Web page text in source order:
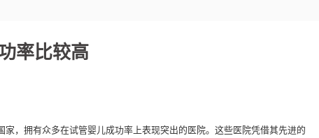
率比较高
，拥有众多在试管婴儿成功率上表现突出的医院。这些医院凭借其先进的